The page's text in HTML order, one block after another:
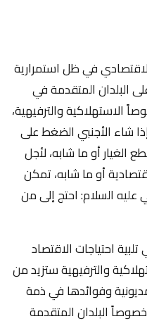
في ظل استمرارية
البلدان المتقدمة في
الاستهلاكية والترفيهية،
شاء الأجنبي الضغط على
الغيار أو ما شابه، لأجل
أو ما شابه، تمكن
السلام: احتج إلى من
احتياجات الاقتصاد
والترفيهية ستزيد من
وفوائدها في ذمة
البلدان المتقدمة